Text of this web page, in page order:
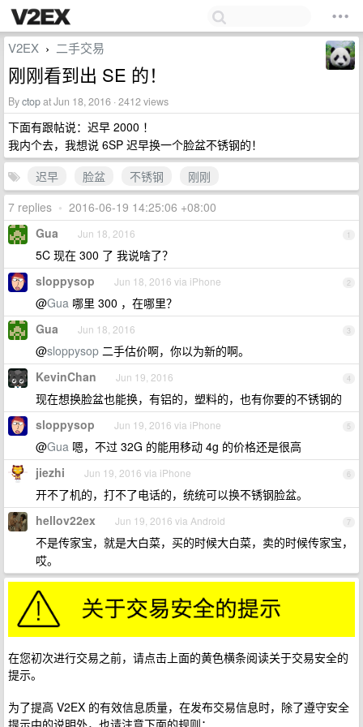
V2EX › 二手交易
刚刚看到出 SE 的！
Byctopat Jun 18, 2016 · 2412 views
下面有跟帖说：迟早 2000 ！
我内个去，我想说 6SP 迟早换一个脸盆不锈钢的！
迟早
脸盆 不锈钢
刚刚
7 replies • 2016-06-19 14:25:06 +08:00
1
Gua Jun 18, 2016
5C 现在 300 了 我说啥了？
2
sloppysop Jun 18, 2016 via iPhone
@Gua 哪里 300 ，在哪里？
3
Gua Jun 18, 2016
@sloppysop 二手估价啊，你以为新的啊。
4
KevinChan Jun 19, 2016
现在想换脸盆也能换，有铝的，塑料的，也有你要的不锈钢的
5
sloppysop Jun 19, 2016 via iPhone
@Gua 嗯，不过 32G 的能用移动 4g 的价格还是很高
6
jiezhi Jun 19, 2016 via iPhone
开不了机的，打不了电话的，统统可以换不锈钢脸盆。
7
hellov22ex Jun 19, 2016 via Android
不是传家宝，就是大白菜，买的时候大白菜，卖的时候传家宝，
哎。
在您初次进行交易之前，请点击上面的黄色横条阅读关于交易安全的
提示。
为了提高 V2EX 的有效信息质量，在发布交易信息时，除了遵守安全